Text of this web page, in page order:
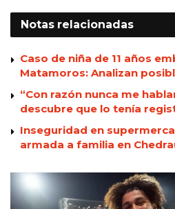
Notas relacionadas
Caso de niña de 11 años
Matamoros: Analizan
“Con razón nunca me
descubre que lo tenía
Inseguridad en
armada a familia en